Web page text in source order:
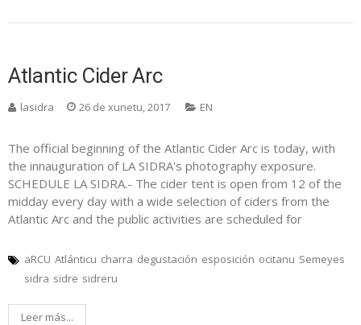
Atlantic Cider Arc
lasidra 26 de xunetu, 2017 EN
The official beginning of the Atlantic Cider Arc is today, with
the innauguration of LA SIDRA's photography exposure.
SCHEDULE LA SIDRA.- The cider tent is open from 12 of the
midday every day with a wide selection of ciders from the
Atlantic Arc and the public activities are scheduled for
aRCU Atlánticu charra degustación esposición ocitanu Semeyes
sidra sidre sidreru
Leer más...